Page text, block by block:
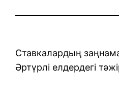
Ставкалардың
Әртүрлі елдердегі